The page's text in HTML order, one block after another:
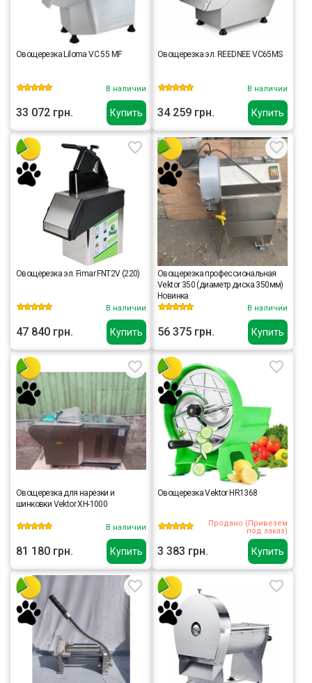
Купить
Овощерезка Liloma VC 55 MF
В наличии
33 072 грн. Купить
Овощерезка эл. REEDNEE VC65MS
В наличии
34 259 грн.
Купить
Овощерезка эл. Fimar FNT2V (220)
В наличии
47 840 грн. Купить
Овощерезка профессиональная
Vektor 350 (диаметр диска 350мм)
Новинка
В наличии
56 375 грн.
Купить
Овощерезка для нарезки и
шинковки Vektor XH-1000
В наличии
81 180 грн. Купить
Овощерезка Vektor HR1368
Продано (Привезем
под заказ)
3 383 грн.